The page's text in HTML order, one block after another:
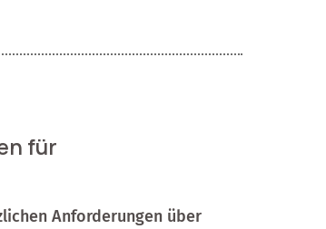
für
Anforderungen über